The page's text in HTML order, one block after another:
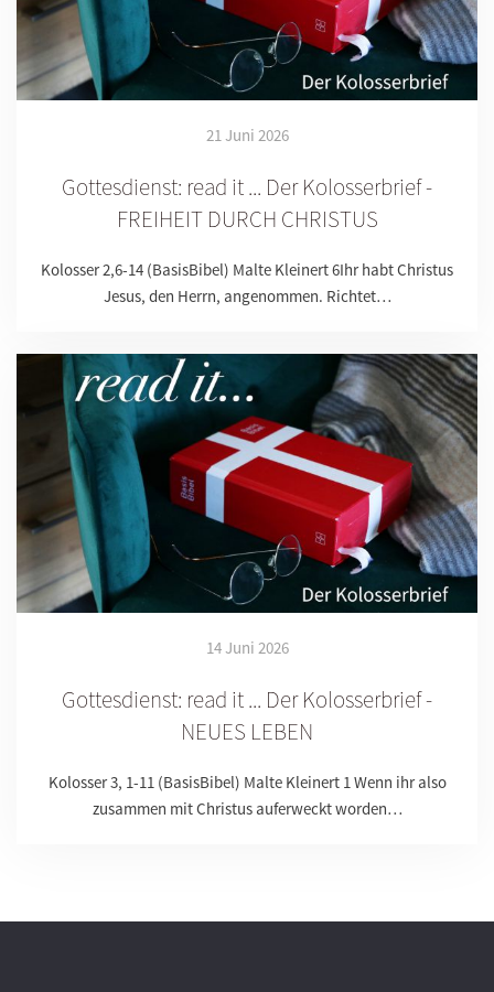
21 Juni 2026
Gottesdienst: read it ... Der Kolosserbrief -
FREIHEIT DURCH CHRISTUS
Kolosser 2,6-14 (BasisBibel) Malte Kleinert 6Ihr habt Christus
Jesus, den Herrn, angenommen. Richtet…
14 Juni 2026
Gottesdienst: read it ... Der Kolosserbrief -
NEUES LEBEN
Kolosser 3, 1-11 (BasisBibel) Malte Kleinert 1 Wenn ihr also
zusammen mit Christus auferweckt worden…